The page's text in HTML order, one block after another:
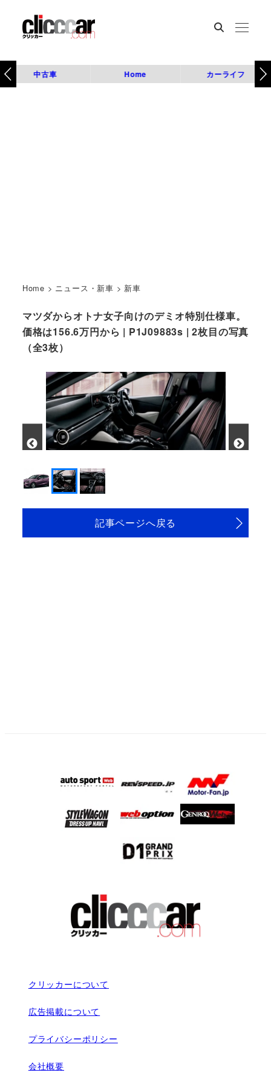
中古車 Home カーライフ
Home > ニュース・新車 > 新車
マツダからオトナ女子向けのデミオ特別仕様車。
価格は156.6万円から | P1J09883s | 2枚目の写真
（全3枚）
記事ページへ戻る
クリッカーについて
広告掲載について
プライバシーポリシー
会社概要